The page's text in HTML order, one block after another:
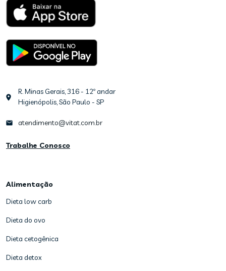
R. Minas Gerais, 316 - 12º andar
Higienópolis, São Paulo - SP
atendimento@vitat.com.br
Trabalhe Conosco
Alimentação
Dieta low carb
Dieta do ovo
Dieta cetogênica
Dieta detox